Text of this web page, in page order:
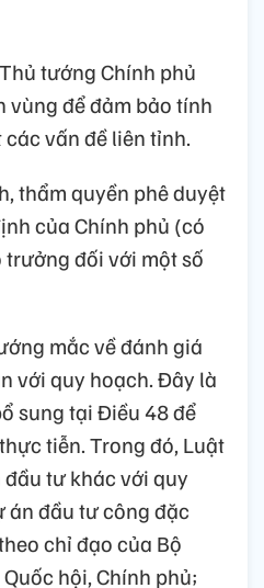
tướng Chính phủ
vùng để đảm bảo tính
vấn đề liên tỉnh.
thẩm quyền phê duyệt
của Chính phủ (có
đối với một số
mắc về đánh giá
với quy hoạch. Đây là
sung tại Điều 48 để
tiễn. Trong đó, Luật
tư khác với quy
án đầu tư công đặc
chỉ đạo của Bộ
hội, Chính phủ;